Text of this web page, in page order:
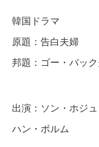
婦
】
話
韓国ドラマ
原題：告白夫婦
邦題：ゴー・バッ
出演：ソン・ホジ
ハン・ボルム